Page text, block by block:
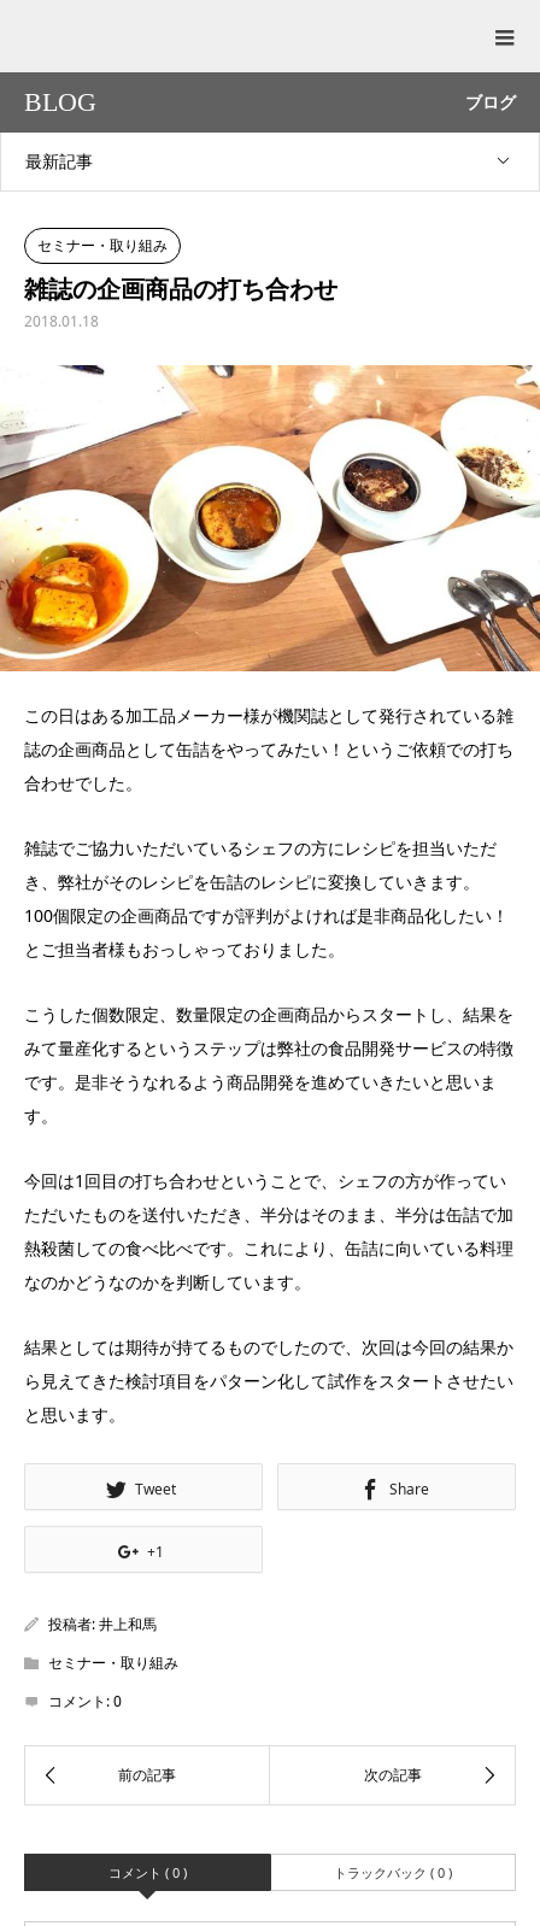
BLOG ブログ
最新記事
セミナー・取り組み
雑誌の企画商品の打ち合わせ
2018.01.18
この日はある加工品メーカー様が機関誌として発行されている雑
誌の企画商品として缶詰をやってみたい！というご依頼での打ち
合わせでした。
雑誌でご協力いただいているシェフの方にレシピを担当いただ
き、弊社がそのレシピを缶詰のレシピに変換していきます。
100個限定の企画商品ですが評判がよければ是非商品化したい！
とご担当者様もおっしゃっておりました。
こうした個数限定、数量限定の企画商品からスタートし、結果を
みて量産化するというステップは弊社の食品開発サービスの特徴
です。是非そうなれるよう商品開発を進めていきたいと思いま
す。
今回は1回目の打ち合わせということで、シェフの方が作ってい
ただいたものを送付いただき、半分はそのまま、半分は缶詰で加
熱殺菌しての食べ比べです。これにより、缶詰に向いている料理
なのかどうなのかを判断しています。
結果としては期待が持てるものでしたので、次回は今回の結果か
ら見えてきた検討項目をパターン化して試作をスタートさせたい
と思います。
Tweet Share
+1
投稿者:井上和馬
セミナー・取り組み
コメント:0
コメント ( 0 ) トラックバック ( 0 )